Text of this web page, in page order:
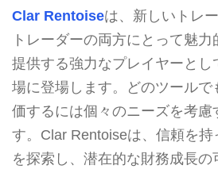
Clar Rentoiseは、新しいトレ
トレーダーの両方にとって魅
提供する強力なプレイヤーと
場に登場します。どのツール
価するには個々のニーズを考慮
す。Clar Rentoiseは、信頼を
を探索し、潜在的な財務成長